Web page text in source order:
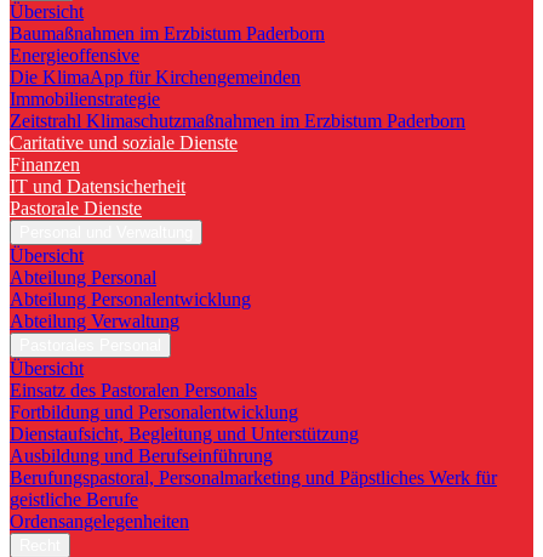
Übersicht
Baumaßnahmen im Erzbistum Paderborn
Energieoffensive
Die KlimaApp für Kirchengemeinden
Immobilienstrategie
Zeitstrahl Klimaschutzmaßnahmen im Erzbistum Paderborn
Caritative und soziale Dienste
Finanzen
IT und Datensicherheit
Pastorale Dienste
Übersicht
Abteilung Personal
Abteilung Personalentwicklung
Abteilung Verwaltung
Übersicht
Einsatz des Pastoralen Personals
Fortbildung und Personalentwicklung
Dienstaufsicht, Begleitung und Unterstützung
Ausbildung und Berufseinführung
Berufungspastoral, Personalmarketing und Päpstliches Werk für
geistliche Berufe
Ordensangelegenheiten